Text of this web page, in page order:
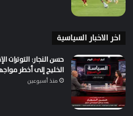
اخر الاخبار السياسية
حسن النجار: التوترات
الخليج إلى أخطر
منذ أسبوعين